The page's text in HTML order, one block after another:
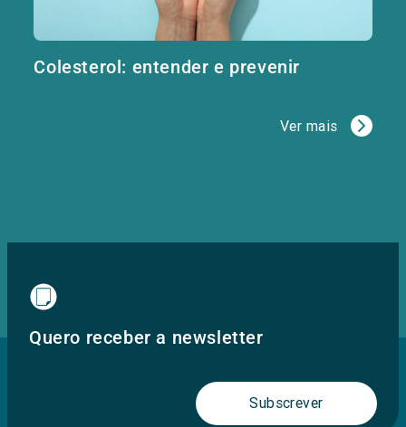
Colesterol: entender e prevenir
Ver mais
Quero receber a newsletter
Subscrever